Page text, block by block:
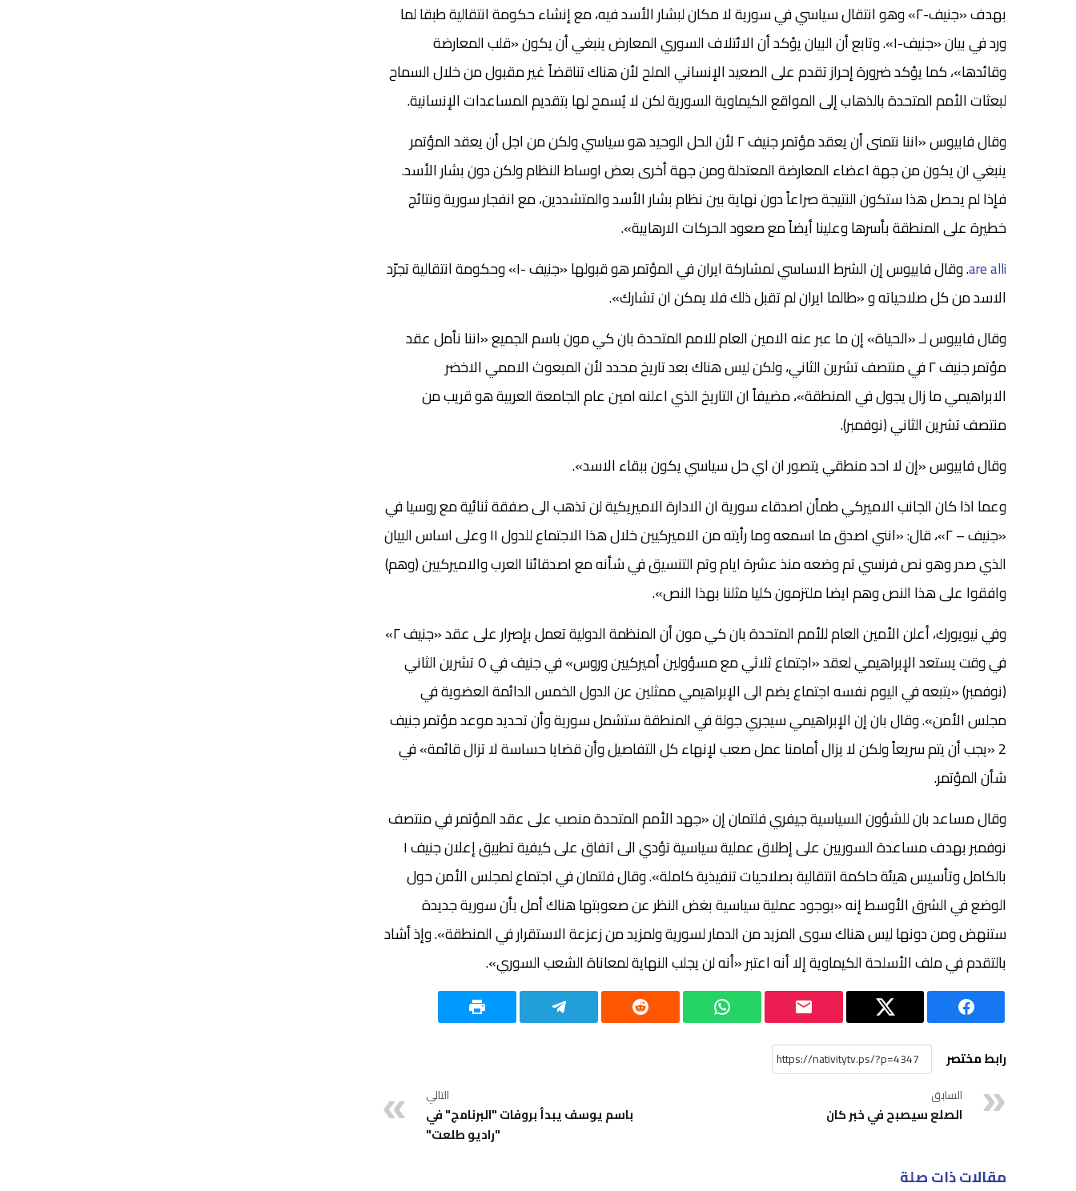
بهدف «جنيف-٢» وهو انتقال سياسي في سورية لا مكان لبشار الأسد فيه، مع إنشاء حكومة انتقالية طبقا لما
ورد في بيان «جنيف-١». وتابع أن البيان يؤكد أن الائتلاف السوري المعارض ينبغي أن يكون «قلب المعارضة
وقائدها»، كما يؤكد ضرورة إحراز تقدم على الصعيد الإنساني الملح لأن هناك تناقضاً غير مقبول من خلال السماح
لبعثات الأمم المتحدة بالذهاب إلى المواقع الكيماوية السورية لكن لا يُسمح لها بتقديم المساعدات الإنسانية.
وقال فابيوس «اننا نتمنى أن يعقد مؤتمر جنيف ٢ لأن الحل الوحيد هو سياسي ولكن من اجل أن يعقد المؤتمر
ينبغي ان يكون من جهة اعضاء المعارضة المعتدلة ومن جهة أخرى بعض اوساط النظام ولكن دون بشار الأسد.
فإذا لم يحصل هذا ستكون النتيجة صراعاً دون نهاية بين نظام بشار الأسد والمتشددين، مع انفجار سورية ونتائج
خطيرة على المنطقة بأسرها وعلينا أيضاً مع صعود الحركات الارهابية».
are alli
.
وقال فابيوس إن الشرط الاساسي لمشاركة ايران في المؤتمر هو قبولها «جنيف -١» وحكومة انتقالية تجرّد
الاسد من كل صلاحياته و «طالما ايران لم تقبل ذلك فلا يمكن ان تشارك».
وقال فابيوس لـ «الحياة» إن ما عبر عنه الامين العام للامم المتحدة بان كي مون باسم الجميع «اننا نأمل عقد
مؤتمر جنيف ٢ في منتصف تشرين الثاني، ولكن ليس هناك بعد تاريخ محدد لأن المبعوث الاممي الاخضر
الابراهيمي ما زال يجول في المنطقة»، مضيفاً ان التاريخ الذي اعلنه امين عام الجامعة العربية هو قريب من
منتصف تشرين الثاني (نوفمبر).
وقال فابيوس «إن لا احد منطقي يتصور ان اي حل سياسي يكون ببقاء الاسد».
وعما اذا كان الجانب الاميركي طمأن اصدقاء سورية ان الادارة الاميريكية لن تذهب الى صفقة ثنائية مع روسيا في
«جنيف – ٢»، قال: «انني اصدق ما اسمعه وما رأيته من الاميركيين خلال هذا الاجتماع للدول ١١ وعلى اساس البيان
الذي صدر وهو نص فرنسي تم وضعه منذ عشرة ايام وتم التنسيق في شأنه مع اصدقائنا العرب والاميركيين (وهم)
وافقوا على هذا النص وهم ايضا ملتزمون كليا مثلنا بهذا النص».
وفي نيويورك، أعلن الأمين العام للأمم المتحدة بان كي مون أن المنظمة الدولية تعمل بإصرار على عقد «جنيف ٢»
في وقت يستعد الإبراهيمي لعقد «اجتماع ثلاثي مع مسؤولين أميركيين وروس» في جنيف في ٥ تشرين الثاني
(نوفمبر) «يتبعه في اليوم نفسه اجتماع يضم الى الإبراهيمي ممثلين عن الدول الخمس الدائمة العضوية في
مجلس الأمن». وقال بان إن الإبراهيمي سيجري جولة في المنطقة ستشمل سورية وأن تحديد موعد مؤتمر جنيف
2 «يجب أن يتم سريعاً ولكن لا يزال أمامنا عمل صعب لإنهاء كل التفاصيل وأن قضايا حساسة لا تزال قائمة» في
شأن المؤتمر.
وقال مساعد بان للشؤون السياسية جيفري فلتمان إن «جهد الأمم المتحدة منصب على عقد المؤتمر في منتصف
نوفمبر بهدف مساعدة السوريين على إطلاق عملية سياسية تؤدي الى اتفاق على كيفية تطبيق إعلان جنيف ١
بالكامل وتأسيس هيئة حاكمة انتقالية بصلاحيات تنفيذية كاملة». وقال فلتمان في اجتماع لمجلس الأمن حول
الوضع في الشرق الأوسط إنه «بوجود عملية سياسية بغض النظر عن صعوبتها هناك أمل بأن سورية جديدة
ستنهض ومن دونها ليس هناك سوى المزيد من الدمار لسورية ولمزيد من زعزعة الاستقرار في المنطقة». وإذ أشاد
بالتقدم في ملف الأسلحة الكيماوية إلا أنه اعتبر «أنه لن يجلب النهاية لمعاناة الشعب السوري».
رابط مختصر
السابق
الصلع سيصبح في خبر كان
التالي
باسم يوسف يبدأ بروفات "البرنامج" في
"راديو طلعت"
مقالات ذات صلة